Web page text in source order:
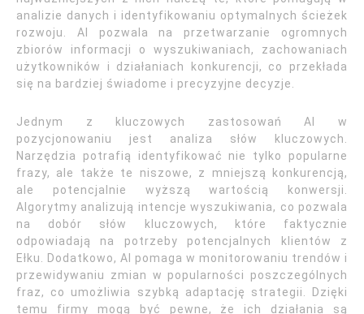
analizie danych i identyfikowaniu optymalnych ścieżek
rozwoju. AI pozwala na przetwarzanie ogromnych
zbiorów informacji o wyszukiwaniach, zachowaniach
użytkowników i działaniach konkurencji, co przekłada
się na bardziej świadome i precyzyjne decyzje.
Jednym z kluczowych zastosowań AI w
pozycjonowaniu jest analiza słów kluczowych.
Narzędzia potrafią identyfikować nie tylko popularne
frazy, ale także te niszowe, z mniejszą konkurencją,
ale potencjalnie wyższą wartością konwersji.
Algorytmy analizują intencje wyszukiwania, co pozwala
na dobór słów kluczowych, które faktycznie
odpowiadają na potrzeby potencjalnych klientów z
Ełku. Dodatkowo, AI pomaga w monitorowaniu trendów i
przewidywaniu zmian w popularności poszczególnych
fraz, co umożliwia szybką adaptację strategii. Dzięki
temu firmy mogą być pewne, że ich działania są